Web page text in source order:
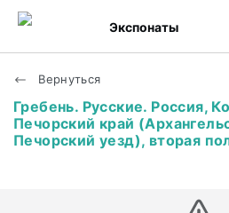
Экспонаты
Вернуться
Гребень. Русские. Россия,
Печорский край
Печорский уезд), вторая